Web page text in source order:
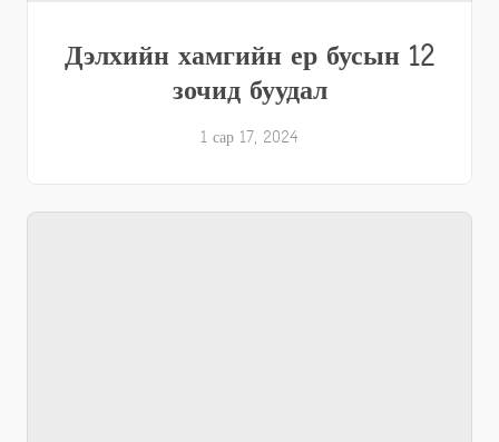
Дэлхийн хамгийн ер бусын 12
зочид буудал
1 сар 17, 2024